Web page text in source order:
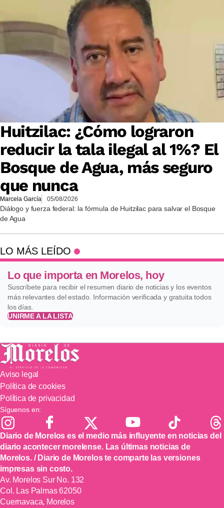
Huitzilac: ¿Cómo lograron
reducir la tala ilegal al 1%? El
Bosque de Agua, más seguro
que nunca
Marcela García 05/08/2026
Diálogo y fuerza federal: la fórmula de Huitzilac para salvar el Bosque
de Agua
LO MÁS LEÍDO
Lo que importa en Morelos, hoy
Suscríbete para recibir el resumen diario de noticias y los eventos
más relevantes del estado. Información verificada y gratuita todos
los días.
UNIRME A LA LISTA
Aviso legal
Política de cookies
Política de privacidad
Síguenos en:
Diario de Morelos es el medio más influyente en noticias del
diario acontecer morelense. Las últimas noticias de
Morelos. / Diario de Morelos te comparte las versiones
impresas sin costo.
Av. Morelos Sur No. 132
Col. Las Palmas 62050
Cuernavaca, Morelos